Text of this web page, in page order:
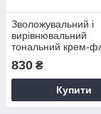
Зволожувальний і
вирівнювальний
тональний крем-
Foundation WR 01
Milano Італія
830 ₴
Купити